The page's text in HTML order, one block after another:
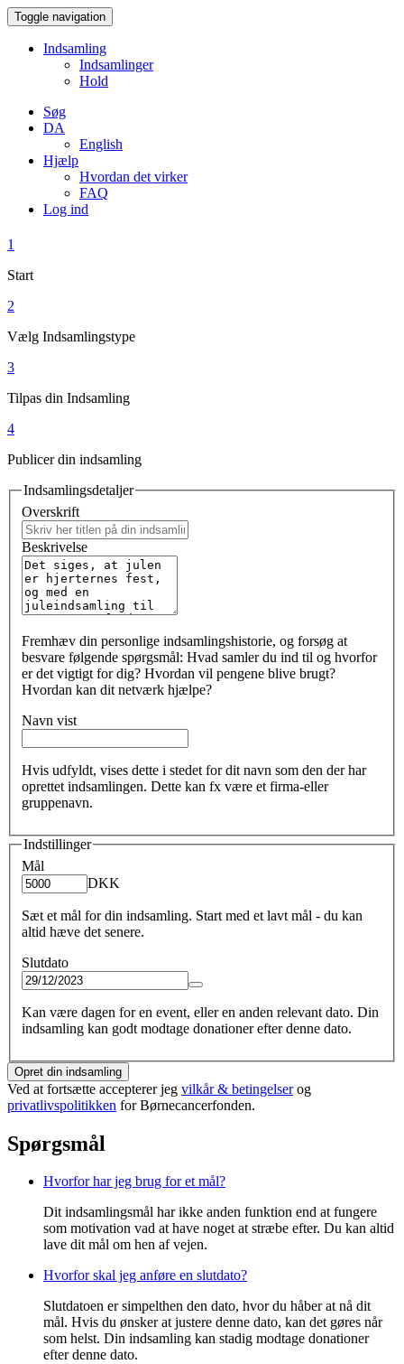
Toggle navigation
Indsamling
Indsamlinger
Hold
Søg
DA
English
Hjælp
Hvordan det virker
FAQ
Log ind
1
Start
2
Vælg Indsamlingstype
3
Tilpas din Indsamling
4
Publicer din indsamling
Indsamlingsdetaljer
Overskrift
Beskrivelse
Fremhæv din personlige indsamlingshistorie, og forsøg at
besvare følgende spørgsmål: Hvad samler du ind til og hvorfor
er det vigtigt for dig? Hvordan vil pengene blive brugt?
Hvordan kan dit netværk hjælpe?
Navn vist
Hvis udfyldt, vises dette i stedet for dit navn som den der har
oprettet indsamlingen. Dette kan fx være et firma-eller
gruppenavn.
Indstillinger
Mål
DKK
Sæt et mål for din indsamling. Start med et lavt mål - du kan
altid hæve det senere.
Slutdato
Kan være dagen for en event, eller en anden relevant dato. Din
indsamling kan godt modtage donationer efter denne dato.
Opret din indsamling
Ved at fortsætte accepterer jeg vilkår & betingelserog
privatlivspolitikken for Børnecancerfonden.
Spørgsmål
Hvorfor har jeg brug for et mål?
Dit indsamlingsmål har ikke anden funktion end at fungere
som motivation vad at have noget at stræbe efter. Du kan altid
lave dit mål om hen af vejen.
Hvorfor skal jeg anføre en slutdato?
Slutdatoen er simpelthen den dato, hvor du håber at nå dit
mål. Hvis du ønsker at justere denne dato, kan det gøres når
som helst. Din indsamling kan stadig modtage donationer
efter denne dato.